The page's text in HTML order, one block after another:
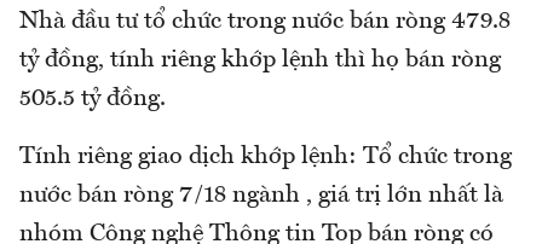
Nhà đầu tư tổ chức trong nước bán ròng 479.8
tỷ đồng, tính riêng khớp lệnh thì họ bán ròng
505.5 tỷ đồng.
Tính riêng giao dịch khớp lệnh: Tổ chức trong
nước bán ròng 7/18 ngành , giá trị lớn nhất là
nhóm Công nghệ Thông tin Top bán ròng có